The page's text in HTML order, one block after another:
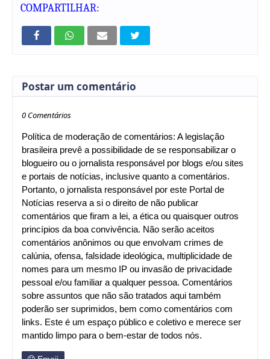
COMPARTILHAR:
Postar um comentário
0 Comentários
Política de moderação de comentários: A legislação
brasileira prevê a possibilidade de se responsabilizar o
blogueiro ou o jornalista responsável por blogs e/ou sites
e portais de notícias, inclusive quanto a comentários.
Portanto, o jornalista responsável por este Portal de
Notícias reserva a si o direito de não publicar
comentários que firam a lei, a ética ou quaisquer outros
princípios da boa convivência. Não serão aceitos
comentários anônimos ou que envolvam crimes de
calúnia, ofensa, falsidade ideológica, multiplicidade de
nomes para um mesmo IP ou invasão de privacidade
pessoal e/ou familiar a qualquer pessoa. Comentários
sobre assuntos que não são tratados aqui também
poderão ser suprimidos, bem como comentários com
links. Este é um espaço público e coletivo e merece ser
mantido limpo para o bem-estar de todos nós.